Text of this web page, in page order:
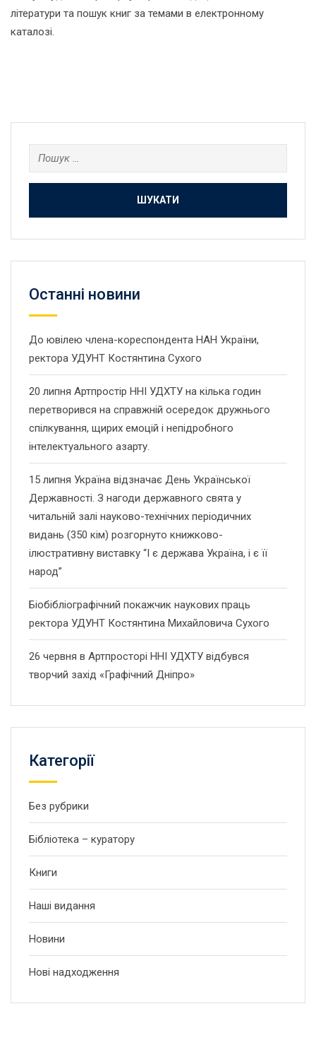
літератури та пошук книг за темами в електронному
каталозі.
Пошук:
Останнi новини
До ювілею члена-кореспондента НАН України,
ректора УДУНТ Костянтина Сухого
20 липня Артпростір ННІ УДХТУ на кілька годин
перетворився на справжній осередок дружнього
спілкування, щирих емоцій і непідробного
інтелектуального азарту.
15 липня Україна відзначає День Української
Державності. З нагоди державного свята у
читальній залі науково-технічних періодичних
видань (350 кім) розгорнуто книжково-
ілюстративну виставку “І є держава Україна, і є її
народ”
Біобібліографічний покажчик наукових праць
ректора УДУНТ Костянтина Михайловича Сухого
26 червня в Артпросторі ННІ УДХТУ відбувся
творчий захід «Графічний Дніпро»
Категорії
Без рубрики
Бібліотека – куратору
Книги
Наші видання
Новини
Нові надходження